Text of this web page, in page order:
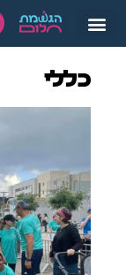
כללי